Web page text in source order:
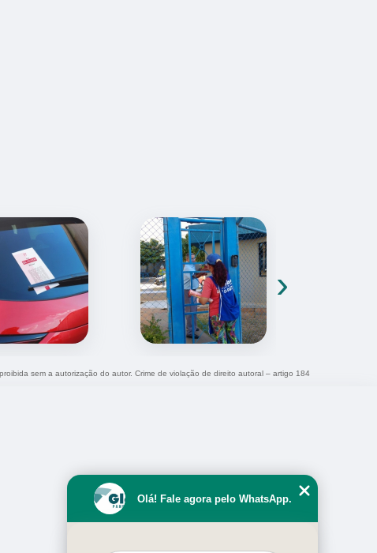
›
sem a autorização do autor. Crime de violação de direito autoral – artigo 184
Olá! Fale agora pelo WhatsApp.